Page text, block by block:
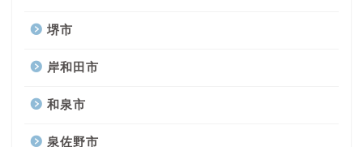
堺市
岸和田市
和泉市
泉佐野市